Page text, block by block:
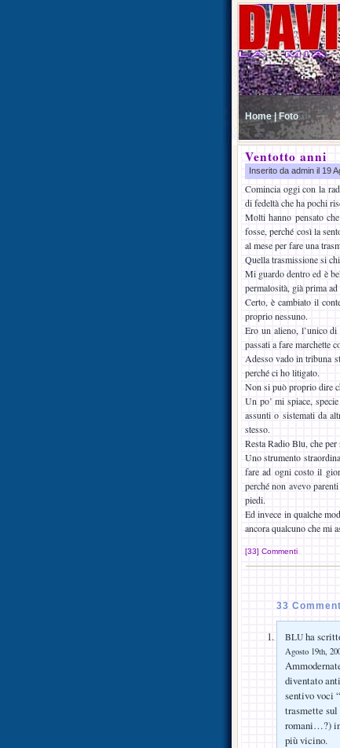
Home | Foto
Ventotto anni
Inserito da admin il 19
Comincia oggi con la
di fedeltà che ha pochi
Molti hanno pensato
fosse, perché così la
al mese per fare una
Quella trasmissione si
Mi guardo dentro ed è
permalosità, già prima
Certo, è cambiato il
proprio nessuno.
Ero un alieno, l’unico
passati a fare marchette
Adesso vado in tribuna
perché ci ho litigato.
Non si può proprio dire
Un po’ mi spiace,
assunti o sistemati da
stesso.
Resta Radio Blu, che
Uno strumento
fare ad ogni costo il
perché non avevo
piedi.
Ed invece in qualche
ancora qualcuno che mi
[33] Commenti
33
BLU ha
Agosto 19th,
diventato
sentivo voci
trasmette sul
romani…?) in
più vicino.